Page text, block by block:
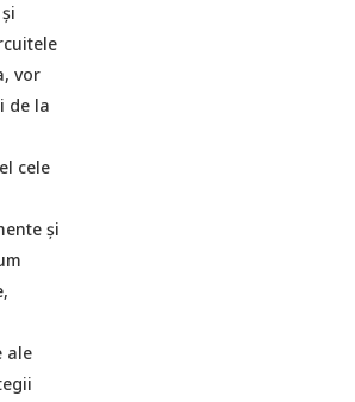
vor
de la
cele
și
ale